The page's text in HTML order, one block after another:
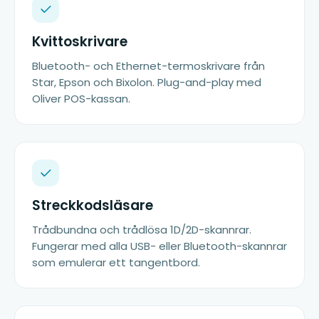
Kvittoskrivare
Bluetooth- och Ethernet-termoskrivare från
Star, Epson och Bixolon. Plug-and-play med
Oliver POS-kassan.
Streckkodsläsare
Trådbundna och trådlösa 1D/2D-skannrar.
Fungerar med alla USB- eller Bluetooth-skannrar
som emulerar ett tangentbord.